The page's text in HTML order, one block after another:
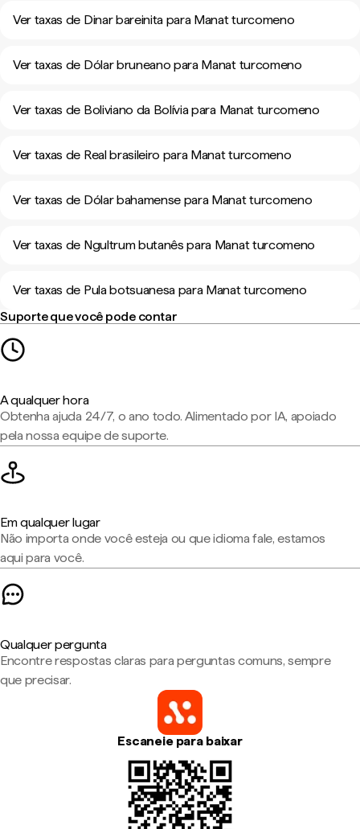
Ver taxas de Dinar bareinita para Manat turcomeno
Ver taxas de Dólar bruneano para Manat turcomeno
Ver taxas de Boliviano da Bolívia para Manat turcomeno
Ver taxas de Real brasileiro para Manat turcomeno
Ver taxas de Dólar bahamense para Manat turcomeno
Ver taxas de Ngultrum butanês para Manat turcomeno
Ver taxas de Pula botsuanesa para Manat turcomeno
Suporte que você pode contar
A qualquer hora
Obtenha ajuda 24/7, o ano todo. Alimentado por IA, apoiado
pela nossa equipe de suporte.
Em qualquer lugar
Não importa onde você esteja ou que idioma fale, estamos
aqui para você.
Qualquer pergunta
Encontre respostas claras para perguntas comuns, sempre
que precisar.
Escaneie para baixar